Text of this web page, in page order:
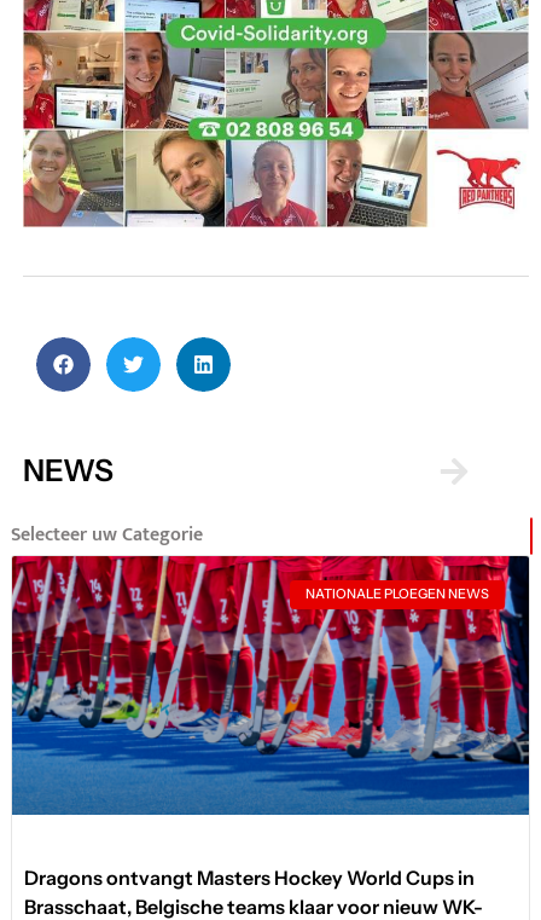
NEWS
Selecteer uw Categorie
NATIONALE PLOEGEN NEWS
Dragons ontvangt Masters Hockey World Cups in
Brasschaat, Belgische teams klaar voor nieuw WK-